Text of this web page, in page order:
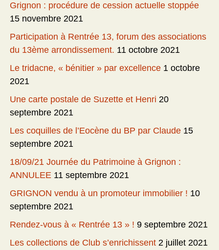
Grignon : procédure de cession actuelle stoppée
15 novembre 2021
Participation à Rentrée 13, forum des associations
du 13ème arrondissement. 11 octobre 2021
Le tridacne, « bénitier » par excellence 1 octobre
2021
Une carte postale de Suzette et Henri 20
septembre 2021
Les coquilles de l’Eocène du BP par Claude 15
septembre 2021
18/09/21 Journée du Patrimoine à Grignon :
ANNULEE 11 septembre 2021
GRIGNON vendu à un promoteur immobilier ! 10
septembre 2021
Rendez-vous à « Rentrée 13 » ! 9 septembre 2021
Les collections de Club s’enrichissent 2 juillet 2021